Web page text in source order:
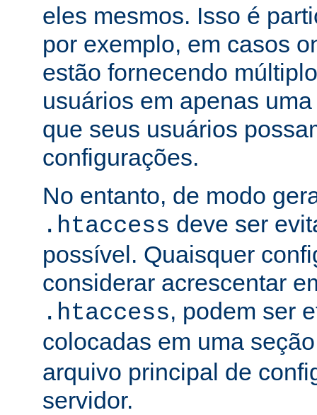
eles mesmos. Isso é
por exemplo, em casos
estão fornecendo
usuários em apenas
que seus usuários
configurações.
No entanto, de modo
.htaccess deve ser
possível. Quaisquer
considerar acrescentar
.htaccess, podem ser
colocadas em uma
arquivo principal de
servidor.